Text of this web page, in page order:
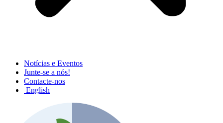
Notícias e Eventos
Junte-se a nós!
Contacte-nos
English